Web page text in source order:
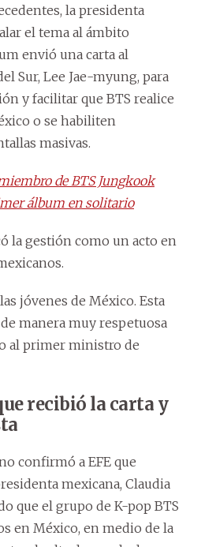
la presidenta
el tema al ámbito
envió una carta al
Sur, Lee Jae-myung, para
y facilitar que BTS realice
o se habiliten
masivas.
de BTS Jungkook
álbum en solitario
la gestión como un acto en
jóvenes de México. Esta
manera muy respetuosa
al primer ministro de
recibió la carta y
confirmó a EFE que
mexicana, Claudia
que el grupo de K-pop BTS
en México, en medio de la